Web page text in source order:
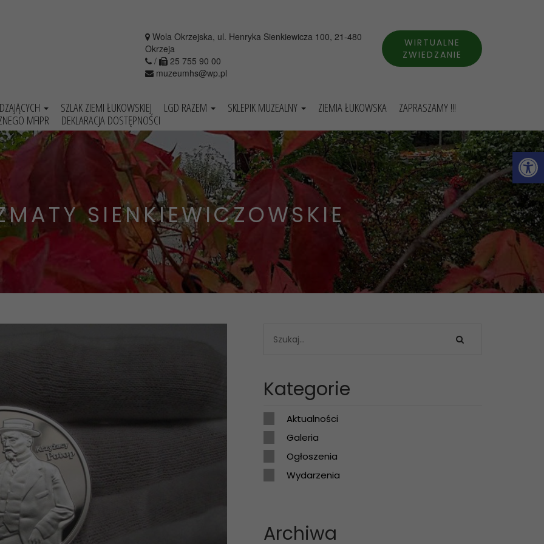
WIRTUALNE
ZWIEDZANIE
Wola Okrzejska, ul. Henryka Sienkiewicza 100, 21-480
Okrzeja
/
25 755 90 00
muzeumhs@wp.pl
SZLAK ZIEMI ŁUKOWSKIEJ LGD RAZEM SKLEPIK MUZEALNY ZIEMIA ŁUKOWSKA
ZAPRASZAMY !!!
MFIPR
DEKLARACJA DOSTĘPNOŚCI
SIENKIEWICZOWSKIE
Kategorie
Aktualności
Galeria
Ogłoszenia
Wydarzenia
Archiwa